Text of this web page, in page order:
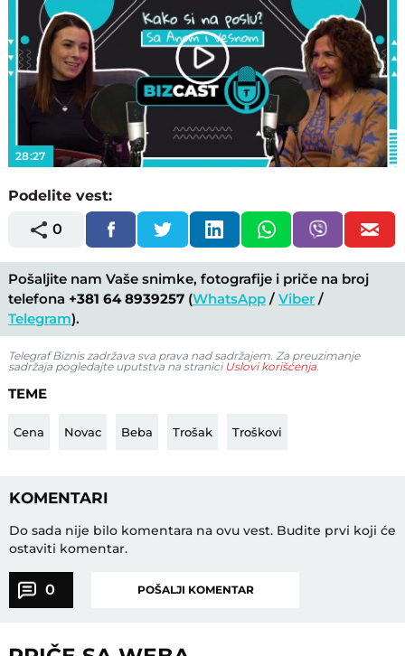
Play
Video
28:27
Podelite vest:
0
Pošaljite nam Vaše snimke, fotografije i priče na broj
telefona +381 64 8939257 (WhatsApp /Viber /
Telegram).
Telegraf Biznis zadržava sva prava nad sadržajem. Za preuzimanje
sadržaja pogledajte uputstva na stranici Uslovi korišćenja.
TEME
Cena Novac Beba Trošak Troškovi
KOMENTARI
Do sada nije bilo komentara na ovu vest. Budite prvi koji će
ostaviti komentar.
0 POŠALJI KOMENTAR